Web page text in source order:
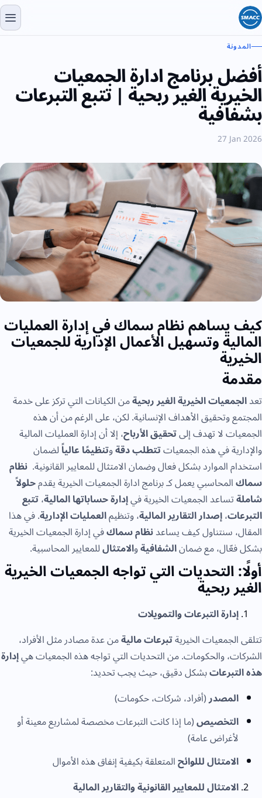
برنامج ادارة الجمعيات
الغير ربحية | تتبع التبرعات
27
نظام سماك في إدارة العمليات
وتسهيل الأعمال الإدارية للجمعيات
الخيرية الغير ربحيةمن الكيانات التي تركز على خدمة
وتحقيق الأهداف الإنسانية. لكن، على الرغم من أن هذه
لا تهدف إلىتحقيق الأرباح، إلا أن إدارة العمليات المالية
في هذه الجمعياتتتطلب دقةوتنظيمًا عالياًلضمان
الموارد بشكل فعال وضمان الامتثال للمعايير القانونية.نظام
المحاسبي يعمل كـ برنامج ادارة الجمعيات الخيرية يقدمحلولاً
تساعد الجمعيات الخيرية فيإدارة حساباتها المالية،تتبع
،إصدار التقارير المالية، وتنظيمالعمليات الإدارية. في هذا
سنتناول كيف يساعدنظام سماكفي إدارة الجمعيات الخيرية
مع ضمانالشفافيةوالامتثالللمعايير المحاسبية.
التحديات التي تواجه الجمعيات الخيرية
ربحية
إدارة التبرعات والتمويلات
الخيريةتبرعات ماليةمن عدة مصادر مثل الأفراد،
والحكومات. من التحديات التي تواجه هذه الجمعيات هيإدارة
بشكل دقيق، حيث يجب تحديد:
المصدر(أفراد، شركات، حكومات)
التخصيص(ما إذا كانت التبرعات مخصصة لمشاريع معينة أو
لأغراض عامة)
الامتثال لللوائحالمتعلقة بكيفية إنفاق هذه الأموال
الامتثال للمعايير القانونية والتقارير المالية